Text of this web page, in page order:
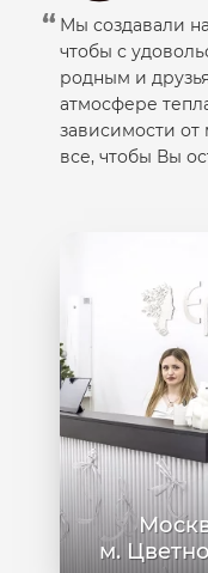
Мы создавали
чтобы с
родным и
атмосфере
зависимости от
все, чтобы Вы